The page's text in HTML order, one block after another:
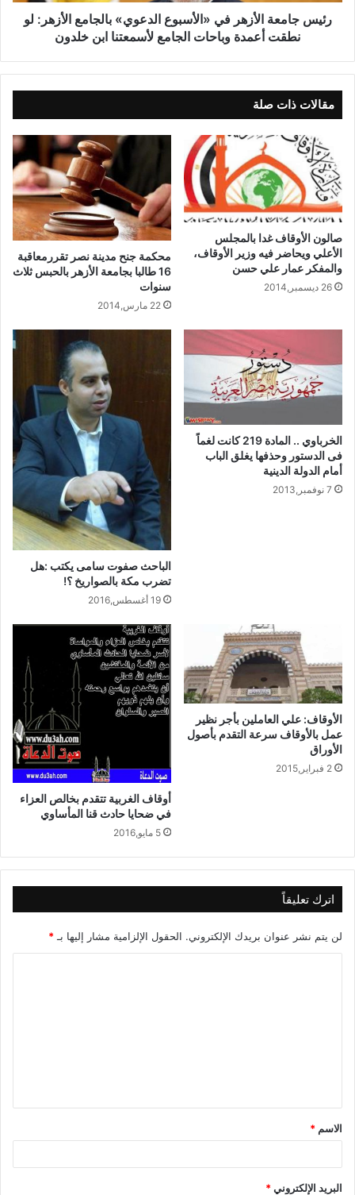
رئيس جامعة الأزهر في «الأسبوع الدعوي» بالجامع الأزهر: لو
نطقت أعمدة وباحات الجامع لأسمعتنا ابن خلدون
مقالات ذات صلة
صالون الأوقاف غدا بالمجلس
الأعلي ويحاضر فيه وزير الأوقاف،
والمفكر عمار علي حسن
26 ديسمبر,2014
محكمة جنح مدينة نصر تقررمعاقبة
16 طالبا بجامعة الأزهر بالحبس ثلاث
سنوات
22 مارس,2014
الخرباوي .. المادة 219 كانت لغماً
فى الدستور وحذفها يغلق الباب
أمام الدولة الدينية
7 نوفمبر,2013
الباحث صفوت سامى يكتب :هل
تضرب مكة بالصواريخ ؟!
19 أغسطس,2016
الأوقاف: علي العاملين بأجر نظير
عمل بالأوقاف سرعة التقدم بأصول
الأوراق
2 فبراير,2015
أوقاف الغربية تتقدم بخالص العزاء
في ضحايا حادث قنا المأساوي
5 مايو,2016
اترك تعليقاً
لن يتم نشر عنوان بريدك الإلكتروني. الحقول الإلزامية مشار إليها بـ *
ق
*
الاسم *
البريد الإلكتروني*